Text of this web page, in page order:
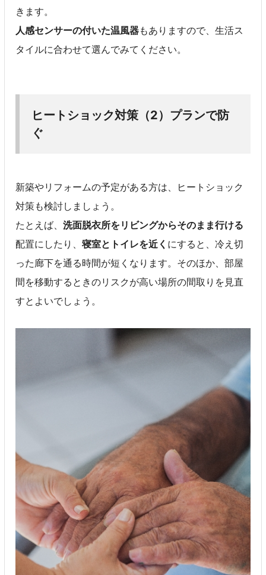
きます。
人感センサーの付いた温風器もありますので、生活ス
タイルに合わせて選んでみてください。
ヒートショック対策（2）プランで防
ぐ
新築やリフォームの予定がある方は、ヒートショック
対策も検討しましょう。
たとえば、洗面脱衣所をリビングからそのまま行ける
配置にしたり、寝室とトイレを近く にすると、冷え切
った廊下を通る時間が短くなります。そのほか、部屋
間を移動するときのリスクが高い場所の間取りを見直
すとよいでしょう。